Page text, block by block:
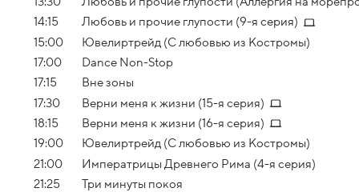
14:15
Любовь и прочие глупости (9-я серия)
15:00
Ювелиртрейд (С любовью из Костромы)
17:00
Dance Non-Stop
17:15
Вне зоны
17:30
Верни меня к жизни (15-я серия)
18:15
Верни меня к жизни (16-я серия)
19:00
Ювелиртрейд (С любовью из Костромы)
21:00
Императрицы Древнего Рима (4-я серия)
21:25
Три минуты покоя